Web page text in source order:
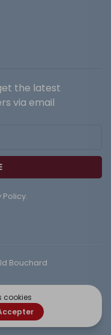
the latest
via email
Bouchard